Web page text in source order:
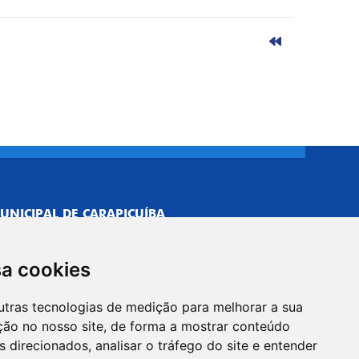
cookies
tecnologias de medição para melhorar a sua
no nosso site, de forma a mostrar conteúdo
direcionados, analisar o tráfego do site e entender
DE CARAPICUÍBA
211 - Vila Caldas, Carapicuíba/SP
205 - Vila Caldas, Carapicuíba/SP